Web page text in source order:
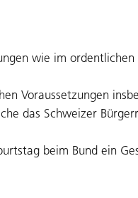
wie im ordentlichen
Voraussetzungen
das Schweizer
beim Bund ein